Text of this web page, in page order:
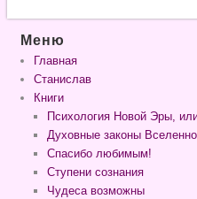
Меню
Главная
Станислав
Книги
Психология Новой Эры,
Духовные законы
Спасибо любимым!
Ступени сознания
Чудеса возможны